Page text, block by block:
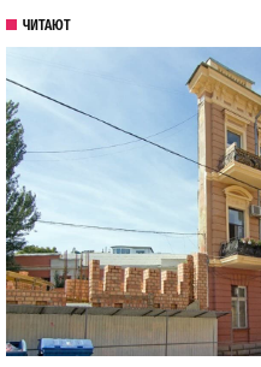
ЧИТАЮТ